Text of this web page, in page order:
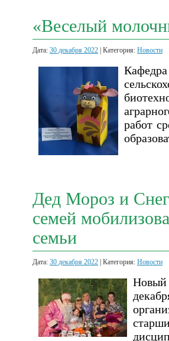
«Веселый
Дата: 30 декабря 2022 | Категория: Новости
работ
Дед Мороз и
семей
семьи
Дата: 30 декабря 2022 | Категория: Новости
Новый